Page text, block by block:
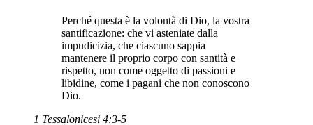
Perché questa è la volontà di Dio, la vostra
santificazione: che vi asteniate dalla
impudicizia, che ciascuno sappia
mantenere il proprio corpo con santità e
rispetto, non come oggetto di passioni e
libidine, come i pagani che non conoscono
Dio.
1 Tessalonicesi 4:3-5